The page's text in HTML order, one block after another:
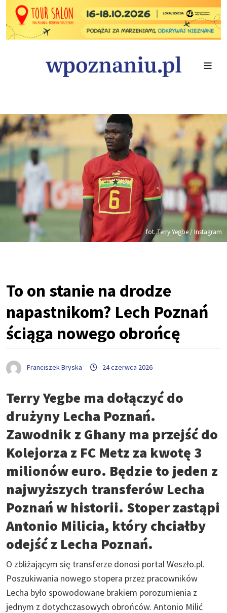
fot. Terry Yegbe / Instagram
To on stanie na drodze
napastnikom? Lech Poznań
ściąga nowego obrońcę
Franciszek Bryska 24 czerwca 2026
Terry Yegbe ma dołączyć do
drużyny Lecha Poznań.
Zawodnik z Ghany ma przejść do
Kolejorza z FC Metz za kwotę 3
milionów euro. Będzie to jeden z
najwyższych transferów Lecha
Poznań w historii. Stoper zastąpi
Antonio Milicia, który chciałby
odejść z Lecha Poznań.
O zbliżającym się transferze donosi portal Weszło.pl.
Poszukiwania nowego stopera przez pracowników
Lecha było spowodowane brakiem porozumienia z
jednym z dotychczasowych obrońców. Antonio Milić